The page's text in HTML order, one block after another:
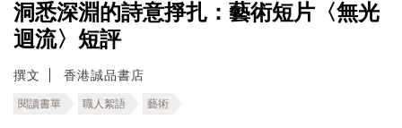
洞悉深淵的詩意掙扎：藝術短片〈無光
迴流〉短評
撰文 香港誠品書店
閱讀書單 職人絮語 藝術